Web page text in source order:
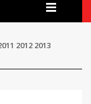
2012 2013